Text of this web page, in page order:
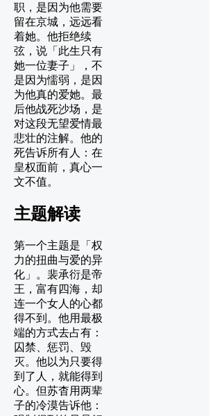
职，是因为他需要
留在京城，远远看
着她。他拒绝续
弦，说「此生只有
她一位妻子」，不
是因为懦弱，是因
为他真的爱她。最
后他战死沙场，是
对这段无望爱情最
悲壮的注解。他的
死告诉所有人：在
皇权面前，真心一
文不值。
主题解读
第一个主题是「权
力的扭曲与爱的异
化」。裴承衍是帝
王，富有四海，却
连一个女人的心都
得不到。他用最极
端的方式去占有：
囚禁、惩罚、毁
灭。他以为只要得
到了人，就能得到
心。但苏杳用两辈
子的冷漠告诉他：